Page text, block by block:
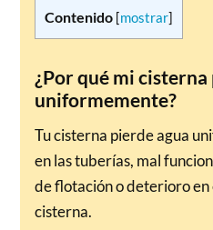
Contenido [mostrar]
¿Por qué mi
uniformemente?
Tu cisterna pierde agua
en las tuberías, mal
de flotación o deterioro
cisterna.